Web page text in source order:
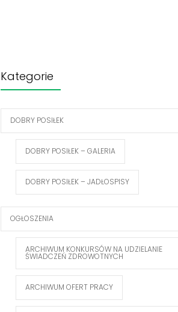
Kategorie
DOBRY POSIŁEK
DOBRY POSIŁEK – GALERIA
DOBRY POSIŁEK – JADŁOSPISY
OGŁOSZENIA
ARCHIWUM KONKURSÓW NA UDZIELANIE
ŚWIADCZEŃ ZDROWOTNYCH
ARCHIWUM OFERT PRACY